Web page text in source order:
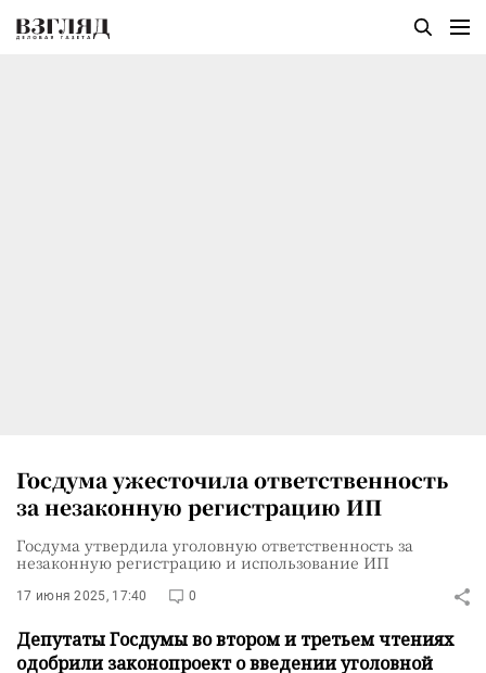
Госдума ужесточила ответственность
за незаконную регистрацию ИП
Госдума утвердила уголовную ответственность за
незаконную регистрацию и использование ИП
17 июня 2025, 17:40 0
Депутаты Госдумы во втором и третьем чтениях
одобрили законопроект о введении уголовной